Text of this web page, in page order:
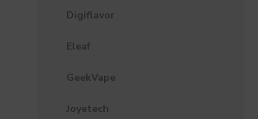
Digiflavor
Eleaf
GeekVape
Joyetech